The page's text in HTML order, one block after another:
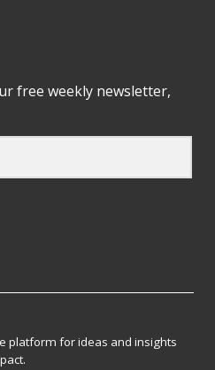
free weekly newsletter,
platform for ideas and insights